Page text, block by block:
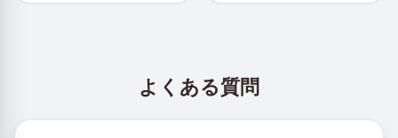
よくある質問